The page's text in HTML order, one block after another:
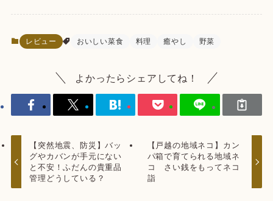
レビュー おいしい菜食 料理 癒やし 野菜
よかったらシェアしてね！
【突然地震、防災】バッ
グやカバンが手元にない
と不安！ふだんの貴重品
管理どうしている？
【戸越の地域ネコ】カン
パ箱で育てられる地域ネ
コ さい銭をもってネコ
詣